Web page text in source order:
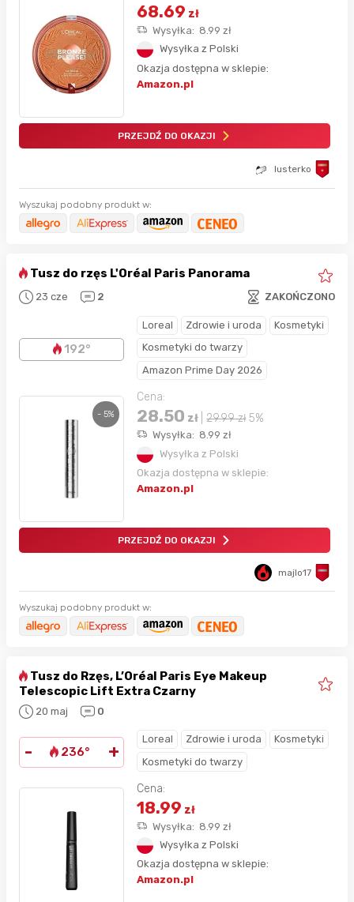
68.69 zł
Wysyłka: 8.99 zł
Wysyłka z Polski
Okazja dostępna w sklepie:
Amazon.pl
PRZEJDŹ DO OKAZJI
lusterko
Wyszukaj podobny produkt w:
Tusz do rzęs L'Oréal Paris Panorama
23 cze 2 ZAKOŃCZONO
192°
Loreal Zdrowie i uroda
Kosmetyki
Kosmetyki do twarzy
Amazon Prime Day 2026
- 5%
Cena:
28.50 zł 29.99zł 5%
Wysyłka: 8.99 zł
Wysyłka z Polski
Okazja dostępna w sklepie:
Amazon.pl
PRZEJDŹ DO OKAZJI
majlo17
Wyszukaj podobny produkt w:
Tusz do Rzęs, L’Oréal Paris Eye Makeup
Telescopic Lift Extra Czarny
20 maj 0
- 236° +
Loreal Zdrowie i uroda
Kosmetyki
Kosmetyki do twarzy
Cena:
18.99 zł
Wysyłka: 8.99 zł
Wysyłka z Polski
Okazja dostępna w sklepie:
Amazon.pl